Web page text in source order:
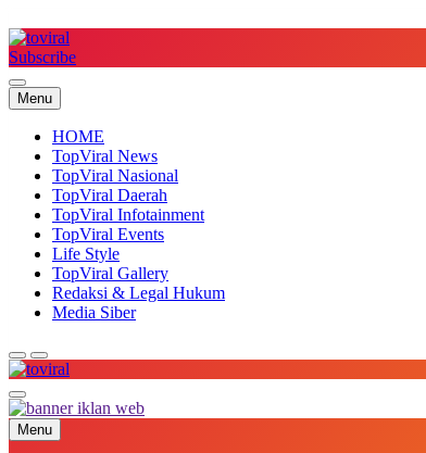
to
content
Subscribe
Menu
HOME
TopViral News
TopViral Nasional
TopViral Daerah
TopViral Infotainment
TopViral Events
Life Style
TopViral Gallery
Redaksi & Legal Hukum
Media Siber
Top Viral
Menu